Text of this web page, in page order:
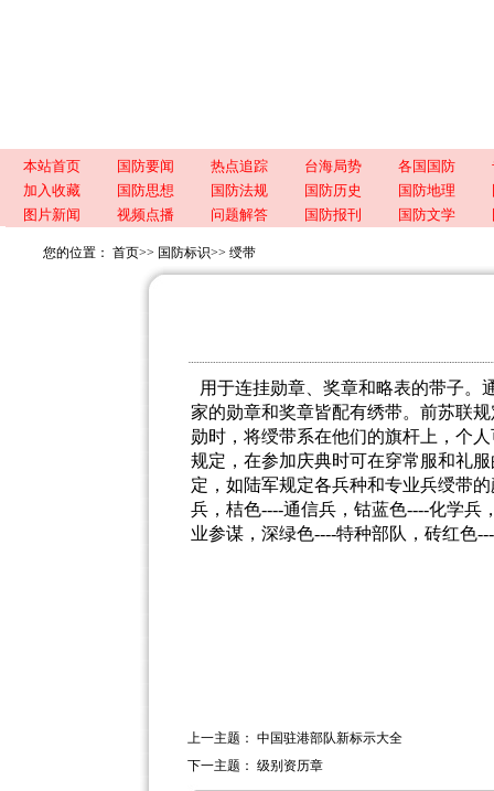
本站首页 国防要闻 热点追踪 台海局势 各国国防
加入收藏
国防思想 国防法规 国防历史 国防地理
图片新闻
视频点播 问题解答 国防报刊 国防文学
您的位置： 首页>> 国防标识>> 绶带
用于连挂勋章、奖章和略表的带子。
家的勋章和奖章皆配有绣带。前苏联
勋时，将绶带系在他们的旗杆上，个
规定，在参加庆典时可在穿常服和礼
定，如陆军规定各兵种和专业兵绶带
兵，桔色----通信兵，钴蓝色----化学兵
业参谋，深绿色----特种部队，砖红色
上一主题： 中国驻港部队新标示大全
下一主题： 级别资历章